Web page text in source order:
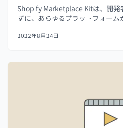
Shopify Marketplace Kitは、開発
ずに、あらゆるプラットフォーム
Marketplace Kitとは何なのか、ど
2022年8月24日